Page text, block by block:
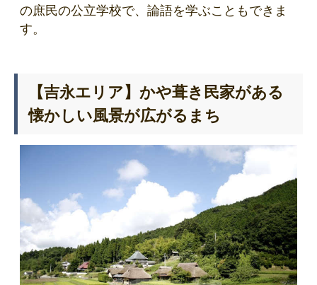
の庶民の公立学校で、論語を学ぶこともできま
す。
【吉永エリア】かや葺き民家がある
懐かしい風景が広がるまち